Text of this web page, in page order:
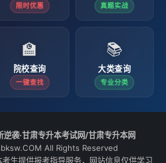
限时优惠 真题实战
🏫
院校查询
一键查找
📚
大类查询
专业分类
逆袭·甘肃专升本考试网/甘肃专升本网
All Rights Reserved
生提供报考指导服务，网站信息仅供学习